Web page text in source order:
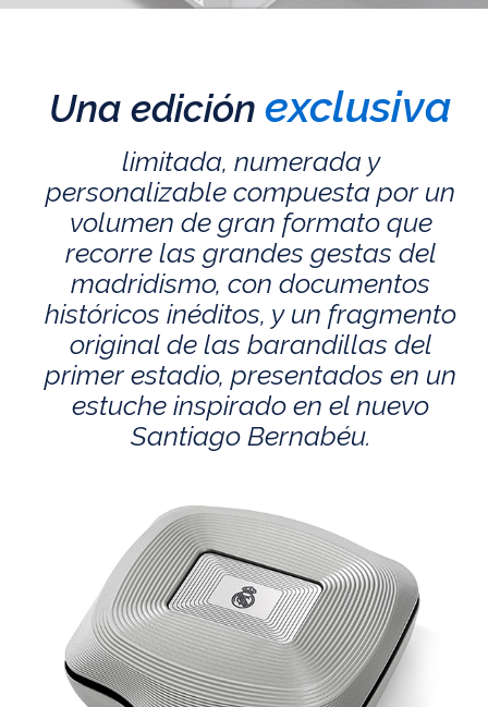
Una edición exclusiva
limitada, numerada y
personalizable compuesta por un
volumen de gran formato que
recorre las grandes gestas del
madridismo, con documentos
históricos inéditos, y un fragmento
original de las barandillas del
primer estadio, presentados en un
estuche inspirado en el nuevo
Santiago Bernabéu.